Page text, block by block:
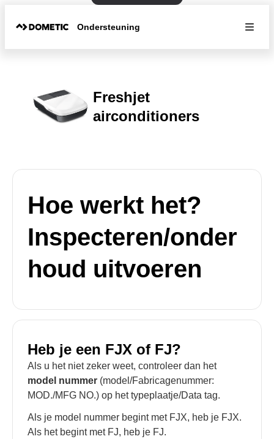
Ondersteuning
Freshjet
airconditioners
Hoe werkt het?
Inspecteren/onder
houd uitvoeren
Heb je een FJX of FJ?
Als u het niet zeker weet, controleer dan het
model nummer (model/Fabricagenummer:
MOD./MFG NO.) op het typeplaatje/Data tag.
Als je model nummer begint met FJX, heb je FJX.
Als het begint met FJ, heb je FJ.